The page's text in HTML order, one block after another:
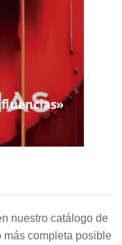
nuestro catálogo de
completa posible